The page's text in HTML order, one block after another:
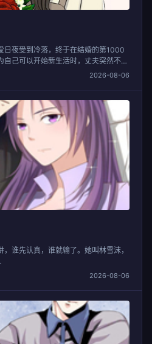
日夜受到冷落，终于在结婚的第1000
己可以开始新生活时，丈夫突然不干
2026-08-06
谁先认真，谁就输了。她叫林雪沫，
2026-08-06